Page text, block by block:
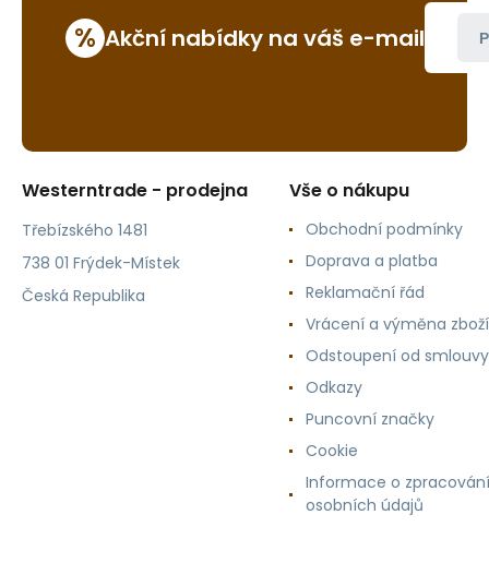
% Akční nabídky na váš e-mail
Westerntrade - prodejna
Třebízského 1481
738 01 Frýdek-Místek
Česká Republika
Vše o nákupu
Obchodní podmínky
Doprava a platba
Reklamační řád
Vrácení a výměna zboží
Odstoupení od smlouvy
Odkazy
Puncovní značky
Cookie
Informace o zpracování
osobních údajů